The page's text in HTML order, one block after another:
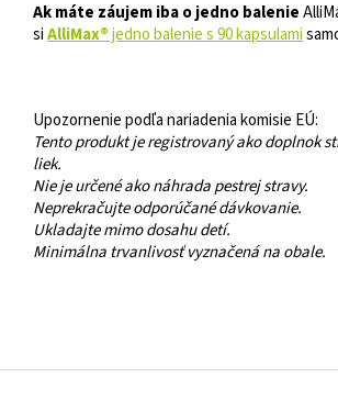
Ak máte záujem iba o jedno balenie
siAlliMax®jedno balenie s 90 kapsulami
Upozornenie podľa nariadenia komisie EÚ:
Tento produkt je registrovaný ako doplnok
liek.
Nie je určené ako náhrada pestrej stravy.
Neprekračujte odporúčané dávkovanie.
Ukladajte mimo dosahu detí.
Minimálna trvanlivosť vyznačená na obale.